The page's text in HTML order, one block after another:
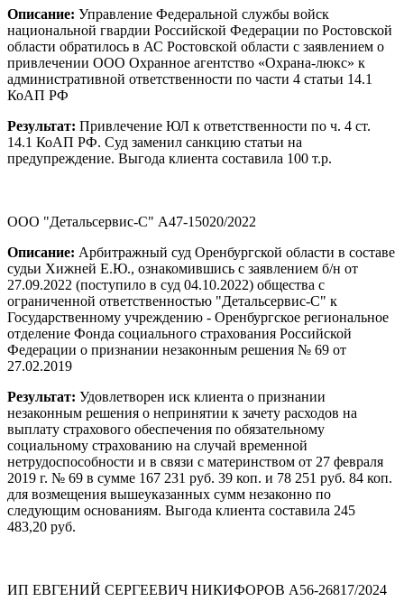
Описание: Управление Федеральной службы войск
национальной гвардии Российской Федерации по Ростовской
области обратилось в АС Ростовской области с заявлением о
привлечении ООО Охранное агентство «Охрана-люкс» к
административной ответственности по части 4 статьи 14.1
КоАП РФ
Результат: Привлечение ЮЛ к ответственности по ч. 4 ст.
14.1 КоАП РФ. Суд заменил санкцию статьи на
предупреждение. Выгода клиента составила 100 т.р.
ООО "Детальсервис-С" А47-15020/2022
Описание: Арбитражный суд Оренбургской области в составе
судьи Хижней Е.Ю., ознакомившись с заявлением б/н от
27.09.2022 (поступило в суд 04.10.2022) общества с
ограниченной ответственностью "Детальсервис-С" к
Государственному учреждению - Оренбургское региональное
отделение Фонда социального страхования Российской
Федерации о признании незаконным решения № 69 от
27.02.2019
Результат: Удовлетворен иск клиента о признании
незаконным решения о непринятии к зачету расходов на
выплату страхового обеспечения по обязательному
социальному страхованию на случай временной
нетрудоспособности и в связи с материнством от 27 февраля
2019 г. № 69 в сумме 167 231 руб. 39 коп. и 78 251 руб. 84 коп.
для возмещения вышеуказанных сумм незаконно по
следующим основаниям. Выгода клиента составила 245
483,20 руб.
ИП ЕВГЕНИЙ СЕРГЕЕВИЧ НИКИФОРОВ А56-26817/2024